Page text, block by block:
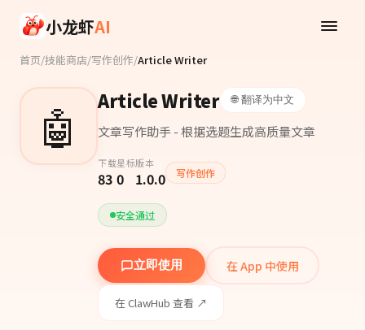
小龙虾AI
首页/技能商店/写作创作/Article Writer
🤖 Article Writer 🌐 翻译为中文
文章写作助手 - 根据选题生成高质量文章
下载
83
星标
0
版本
1.0.0 写作创作
安全通过
立即使用 在 App 中使用
在 ClawHub 查看 ↗